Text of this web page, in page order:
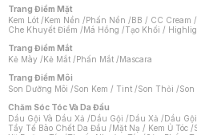
Trang Điểm Mặt
Kem Lót /Kem Nền /Phấn Nền /BB / CC Cream /
Che Khuyết Điểm /Má Hồng /Tạo Khối /
Trang Điểm Mắt
Kẻ Mày /Kẻ Mắt /Phấn Mắt /Mascara
Trang Điểm Môi
Son Dưỡng Môi /Son Kem / Tint /Son Thỏi /Son
Chăm Sóc Tóc Và Da Đầu
Dầu Gội Và Dầu Xả /Dầu Gội /Dầu Xả /Dầu
Tẩy Tế Bào Chết Da Đầu /Mặt Nạ / Kem Ủ Tóc /